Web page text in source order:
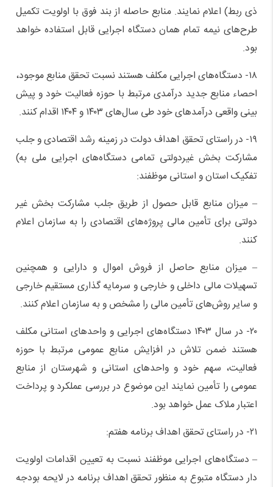
ذی ربط) اعلام نمایند. منابع حاصله از بند فوق با اولویت تکمیل
طرح‌های نیمه تمام همان دستگاه اجرایی قابل استفاده خواهد
بود.
۱۸- دستگاه‌های اجرایی مکلف هستند نسبت تحقق منابع موجود،
احصاء منابع جدید درآمدی مرتبط با حوزه فعالیت خود و پیش
بینی واقعی درآمدهای خود طی سال‌های ۱۴۰۳ و ۱۴۰۴ اقدام کنند.
۱۹- در راستای تحقق اهداف دولت در زمینه رشد اقتصادی و جلب
مشارکت بخش غیردولتی تمامی دستگاه‌های اجرایی ملی به)
تفکیک استان و استانی موظفند:
– میزان منابع قابل حصول از طریق جلب مشارکت بخش غیر
دولتی برای تأمین مالی پروژه‌های اقتصادی را به سازمان اعلام
کنند.
– میزان منابع حاصل از فروش اموال و دارایی و همچنین
تسهیلات مالی داخلی و خارجی و سرمایه گذاری مستقیم خارجی
و سایر روش‌های تأمین مالی را مشخص و به سازمان اعلام کنند.
۲۰- در سال ۱۴۰۳ دستگاه‌های اجرایی و واحدهای استانی مکلف
هستند ضمن تلاش در افزایش منابع عمومی مرتبط با حوزه
فعالیت، سهم خود و واحدهای استانی و شهرستان از منابع
عمومی را تأمین نمایند این موضوع در بررسی عملکرد و پرداخت
اعتبار ملاک عمل خواهد بود.
۲۱- در راستای تحقق اهداف برنامه هفتم:
– دستگاه‌های اجرایی موظفند نسبت به تعیین اقدامات اولویت
دار دستگاه متبوع به منظور تحقق اهداف برنامه در لایحه بودجه